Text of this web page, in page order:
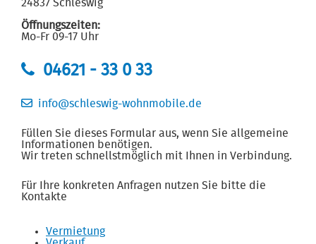
24837 Schleswig
Öffnungszeiten:
Mo-Fr 09-17 Uhr
04621 - 33 0 33
info@schleswig-wohnmobile.de
Füllen Sie dieses Formular aus, wenn Sie allgemeine
Informationen benötigen.
Wir treten schnellstmöglich mit Ihnen in Verbindung.
Für Ihre konkreten Anfragen nutzen Sie bitte die
Kontakte
Vermietung